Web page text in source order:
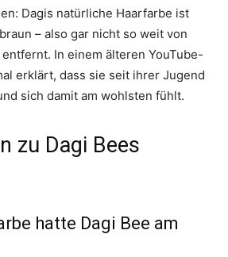
Dagis natürliche Haarfarbe ist
– also gar nicht so weit von
In einem älteren YouTube-
erklärt, dass sie seit ihrer Jugend
sich damit am wohlsten fühlt.
zu Dagi Bees
hatte Dagi Bee am